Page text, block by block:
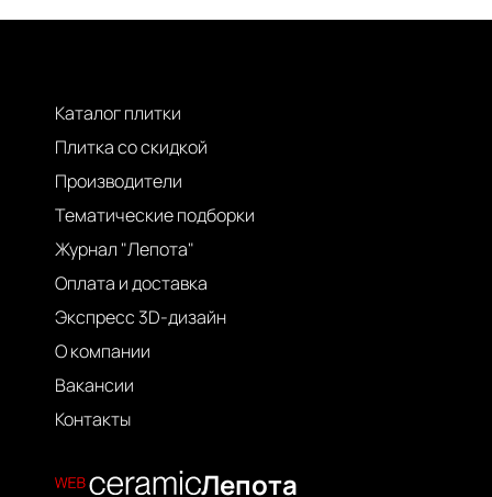
Каталог плитки
Плитка со скидкой
Производители
Тематические подборки
Журнал "Лепота"
Оплата и доставка
Экспресс 3D-дизайн
О компании
Вакансии
Контакты
Лепота